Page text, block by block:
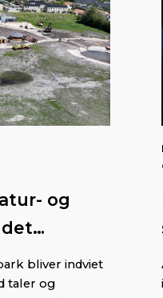
og
på flere
bliver indviet
taler og